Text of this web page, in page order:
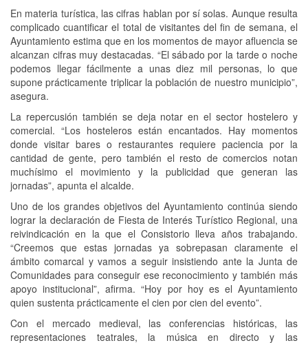
En materia turística, las cifras hablan por sí solas. Aunque resulta
complicado cuantificar el total de visitantes del fin de semana, el
Ayuntamiento estima que en los momentos de mayor afluencia se
alcanzan cifras muy destacadas. “El sábado por la tarde o noche
podemos llegar fácilmente a unas diez mil personas, lo que
supone prácticamente triplicar la población de nuestro municipio”,
asegura.
La repercusión también se deja notar en el sector hostelero y
comercial. “Los hosteleros están encantados. Hay momentos
donde visitar bares o restaurantes requiere paciencia por la
cantidad de gente, pero también el resto de comercios notan
muchísimo el movimiento y la publicidad que generan las
jornadas”, apunta el alcalde.
Uno de los grandes objetivos del Ayuntamiento continúa siendo
lograr la declaración de Fiesta de Interés Turístico Regional, una
reivindicación en la que el Consistorio lleva años trabajando.
“Creemos que estas jornadas ya sobrepasan claramente el
ámbito comarcal y vamos a seguir insistiendo ante la Junta de
Comunidades para conseguir ese reconocimiento y también más
apoyo institucional”, afirma. “Hoy por hoy es el Ayuntamiento
quien sustenta prácticamente el cien por cien del evento”.
Con el mercado medieval, las conferencias históricas, las
representaciones teatrales, la música en directo y las